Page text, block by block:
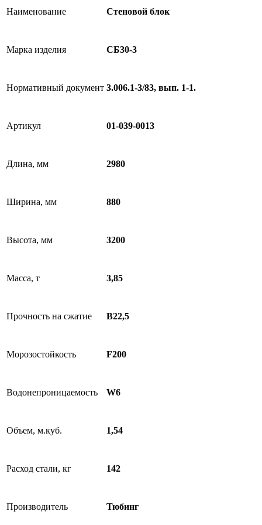
Наименование Стеновой блок
Марка изделия СБ30-3
Нормативный документ 3.006.1-3/83, вып. 1-1.
Артикул 01-039-0013
Длина, мм 2980
Ширина, мм 880
Высота, мм 3200
Масса, т 3,85
Прочность на сжатие В22,5
Морозостойкость F200
Водонепроницаемость W6
Объем, м.куб. 1,54
Расход стали, кг 142
Производитель Тюбинг